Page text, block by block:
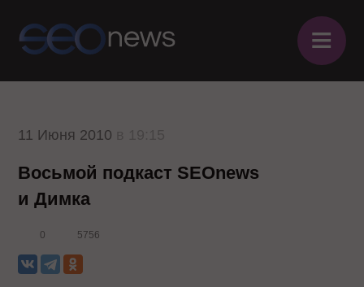
≡
11 Июня 2010
Восьмой подкаст SEOnews
и Димка
0 5756